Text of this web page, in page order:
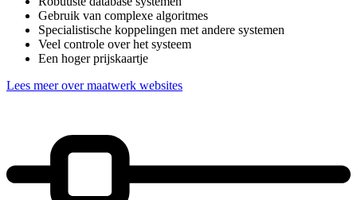
Gebruik van complexe algoritmes
Specialistische koppelingen met andere systemen
Veel controle over het systeem
Een hoger prijskaartje
Lees meer over maatwerk websites